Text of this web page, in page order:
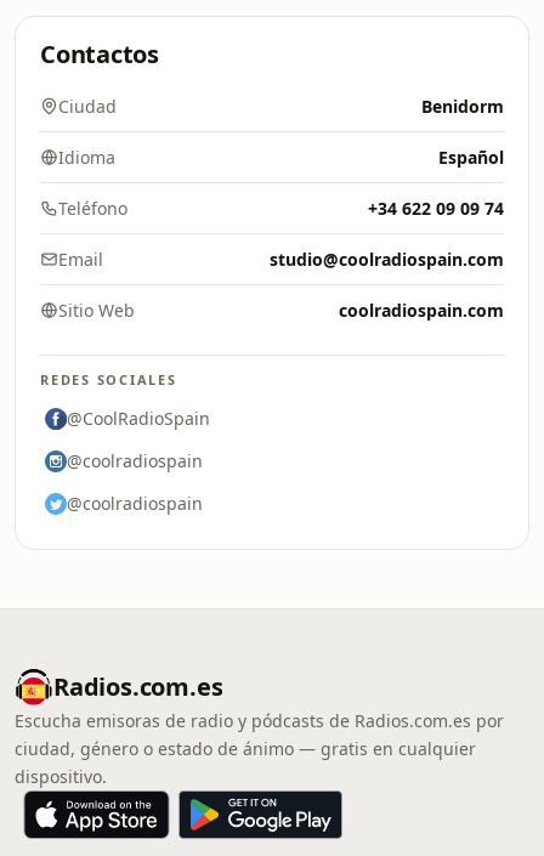
Contactos
Ciudad Benidorm
Idioma Español
Teléfono +34 622 09 09 74
Email studio@coolradiospain.com
Sitio Web coolradiospain.com
REDES SOCIALES
@CoolRadioSpain
@coolradiospain
@coolradiospain
Radios.com.es
Escucha emisoras de radio y pódcasts de Radios.com.es por
ciudad, género o estado de ánimo — gratis en cualquier
dispositivo.